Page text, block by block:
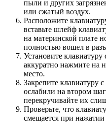
пыли и других
или сжатый воздух.
Расположите
вставьте шлейф
на материнской плате
полностью вошел в
Установите
аккуратно нажмите на
место.
Закрепите клавиатуру
ослабили на втором
перекручивайте их
Проверьте, что
смещается при